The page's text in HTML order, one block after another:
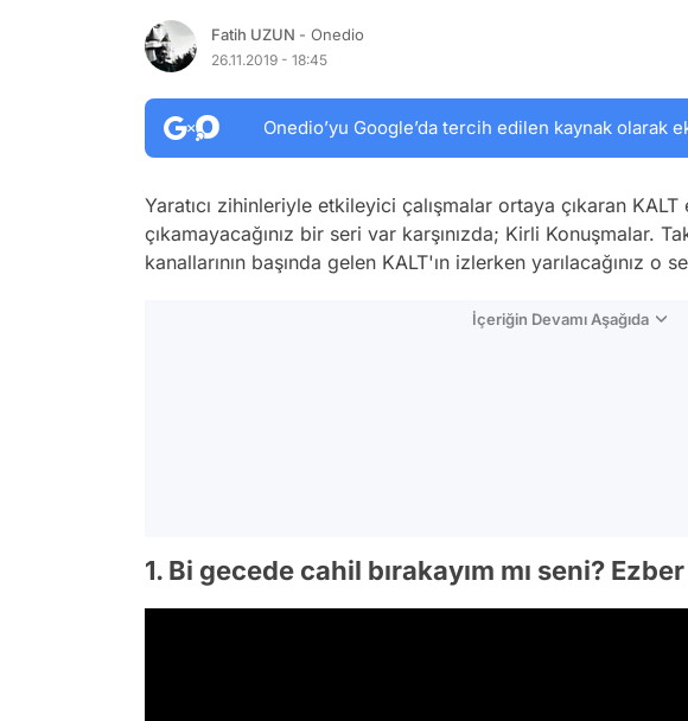
Fatih UZUN - Onedio
26.11.2019 - 18:45
Onedio’yu Google’da tercih edilen kaynak olarak
Yaratıcı zihinleriyle etkileyici çalışmalar ortaya çıkaran
çıkamayacağınız bir seri var karşınızda; Kirli Konuşmalar.
kanallarının başında gelen KALT'ın izlerken yarılacağınız o
İçeriğin Devamı Aşağıda
1. Bi gecede cahil bırakayım mı seni?